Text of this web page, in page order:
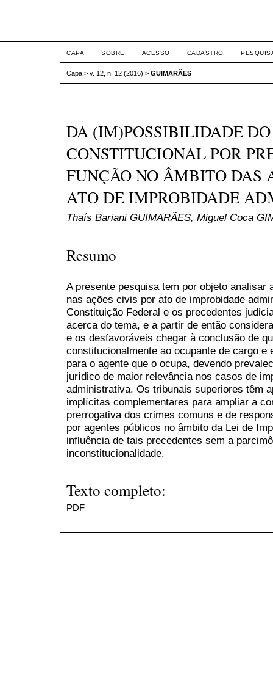
CAPA SOBRE ACESSO CADASTRO
Capa > v. 12, n. 12 (2016) > GUIMARÃES
DA (IM)POSSIBILIDADE DO
CONSTITUCIONAL POR
FUNÇÃO NO ÂMBITO DAS
ATO DE IMPROBIDADE
Thaís Bariani GUIMARÃES, Miguel Coca
Resumo
A presente pesquisa tem por objeto analisar
nas ações civis por ato de improbidade
Constituição Federal e os precedentes
acerca do tema, e a partir de então
e os desfavoráveis chegar à conclusão de
constitucionalmente ao ocupante de cargo e
para o agente que o ocupa, devendo
jurídico de maior relevância nos casos de
administrativa. Os tribunais superiores têm
implícitas complementares para ampliar a
prerrogativa dos crimes comuns e de
por agentes públicos no âmbito da Lei de
influência de tais precedentes sem a
inconstitucionalidade.
Texto completo:
PDF